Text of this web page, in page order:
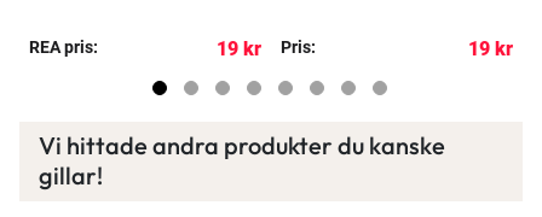
REA pris: 19 kr Pris: 19 kr
Vi hittade andra produkter du kanske
gillar!